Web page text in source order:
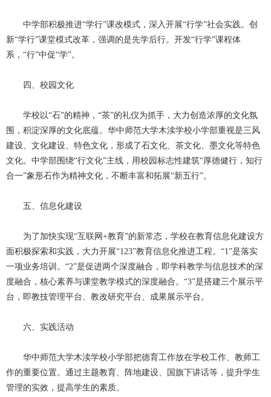
中学部积极推进“学行”课改模式，深入开展“行学”社会实践。创
新“学行”课堂模式改革，强调的是先学后行。开发“行学”课程体
系，“行”中促“学”。
四、校园文化
学校以“石”的精神，“茶”的礼仪为抓手，大力创造浓厚的文化氛
围，积淀深厚的文化底蕴。华中师范大学木渎学校小学部重视是三风
建设、文化建设、特色文化，形成了石文化、茶文化、墨文化等特色
文化。中学部围绕“行文化”主线，用校园标志性建筑“厚德健行，知行
合一”象形石作为精神文化，不断丰富和拓展“新五行”。
五、信息化建设
为了加快实现“互联网+教育”的新常态，学校在教育信息化建设方
面积极探索和实践，大力开展“123”教育信息化推进工程。“1”是落实
一项业务培训。“2”是促进两个深度融合，即学科教学与信息技术的深
度融合，核心素养与课堂教学模式的深度融合。“3”是搭建三个展示平
台，即教技管理平台、教改研究平台、成果展示平台。
六、实践活动
华中师范大学木渎学校小学部把德育工作放在学校工作、教师工
作的重要位置。通过主题教育、阵地建设、国旗下讲话等，提升学生
管理的实效，提高学生的素质。